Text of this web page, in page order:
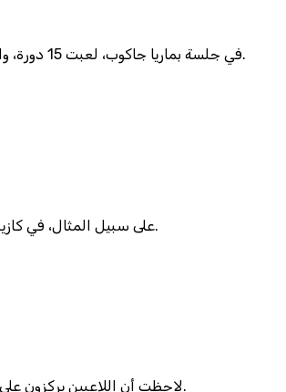
في جلسة بماريا جاكوب، لعبت 15 دورة، واستخدمت طريقة “المضاعفة الجزئية” حيث تضاعفت الرهان كل مرة بعد خسارة 3 دورات متتالية؛ النتيجة: خسارة 450 درهم مقابل ربح واحد بقيمة 960 درهم.
على سبيل المثال، في كازينو 888، تم تجميع بيانات 500 سحب، وأظهر أن الأرقام 12 و 37 ظهرت أقل من المتوسط بفرق 5 مرات. استغلال هذا الفارق أعطى ربحًا 2.3٪ أعلى من المتوسط.
في Betway، لاحظت أن اللاعبين يركزون على الفعالية الفورية، في حين أن أفضل استثمار هو الحفاظ على استقرار رأس المال لمدة 30 دورة؛ 30 دورة = 30 * 0.5٪ = 15٪ خطر إجمالي مقبول.